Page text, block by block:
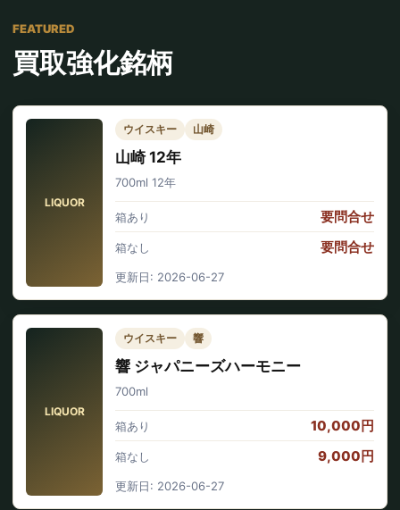
FEATURED
買取強化銘柄
LIQUOR
ウイスキー 山崎
山崎 12年
700ml 12年
箱あり 要問合せ
箱なし 要問合せ
更新日: 2026-06-27
LIQUOR
ウイスキー 響
響 ジャパニーズハーモニー
700ml
箱あり 10,000円
箱なし 9,000円
更新日: 2026-06-27